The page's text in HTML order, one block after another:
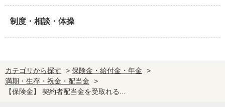
制度・相談・体操
カテゴリから探す > 保険金・給付金・年金
>
満期・生存・祝金・配当金
>
【保険金】 契約者配当金を受取れる...